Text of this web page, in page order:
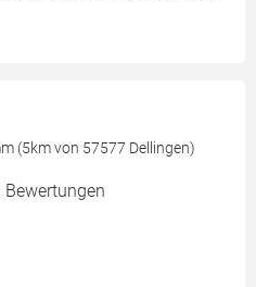
(5km von 57577 Dellingen)
Bewertungen